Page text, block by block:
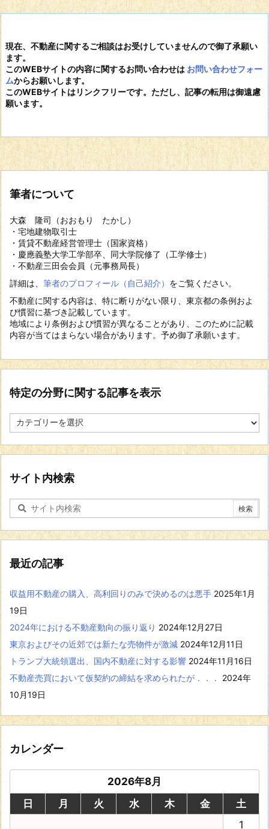
現在、不動産に関するご相談はお受けしていませんので御了承願い
ます。
このWEBサイトの内容に関するお問い合わせは お問い合わせフォー
ムからお願いします。
このWEBサイトはリンクフリーです。ただし、記事の転用は御遠慮
願います。
筆者について
大森 隆司（おおもり たかし）
・宅地建物取引士
・賃貸不動産経営管理士（国家資格）
・慶應義塾大学工学部卒、同大学院修了（工学修士）
・不動産三田会会員（元事務局長）
詳細は、 筆者のプロフィール（自己紹介） をご覧ください。
不動産に関する内容は、特に断りがない限り、東京都の条例およ
び慣習に基づき記載しています。
地域により条例および慣習が異なることがあり、このために記載
内容が当てはまらない場合があります。予め御了承願います。
特定の分野に関する記事を表示
定
分
に
関
す
記
事
を
示
サイト内検索
最近の記事
収益用不動産の購入、高利回りのみで決めるのは悪手 2025年1月
19日
2024年における不動産動向の振り返り 2024年12月27日
東京およびその近郊では新たな売物件が激減 2024年12月11日
トランプ大統領選出、国内不動産に対する影響 2024年11月16日
不動産売買において仮契約の締結を求められたが．．．
2024年
10月19日
カレンダー
2026年8月
日
月 火 水 木 金
土
1